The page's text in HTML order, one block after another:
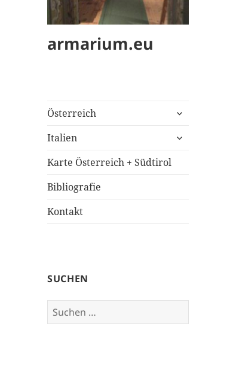
armarium.eu
Österreich
untermenü
Italien
untermenü
Karte Österreich + Südtirol
Bibliografie
Kontakt
SUCHEN
Suchen
nach: